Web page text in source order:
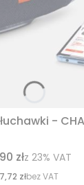
-
złz 23% VAT
złbez VAT